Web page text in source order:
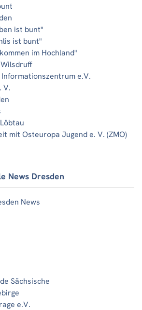
ist bunt"
ist bunt"
im Hochland"
e.V.
V.
mit Osteuropa Jugend e. V. (ZMO)
News Dresden
News
Sächsische
e.V.